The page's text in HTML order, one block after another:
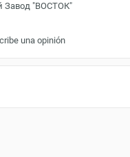
Завод "ВОСТОК"
una opinión